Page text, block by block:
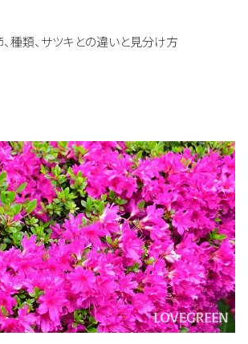
種類、サツキとの違いと見分け方